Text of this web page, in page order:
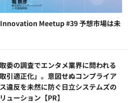
Innovation Meetup #39 予想市場は未
委の調査でエンタメ業界に問われる
取引適正化」。意図せぬコンプライア
違反を未然に防ぐ日立システムズの
ューション​【PR】